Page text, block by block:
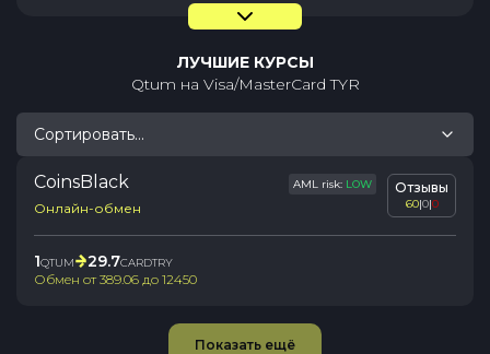
ЛУЧШИЕ КУРСЫ
Qtum на Visa/MasterCard TYR
Сортировать...
CoinsBlack AML risk: LOW
Онлайн-обмен
Отзывы
60|0|0
1QTUM 29.7CARDTRY
Обмен от389.06 до 12450
Показать ещё